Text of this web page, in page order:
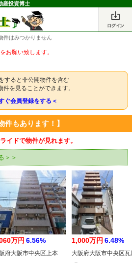
産投資博士
件はみつかりません
お願い致します。
すると非公開物件を含む
件を見ることができます。
ぐ会員登録をする＜
もあります！】
イドで物件が見れます。
＞＞
万円 6.56%
府大阪市中央区上本
1,000万円 6.48%
大阪府大阪市中央区瓦